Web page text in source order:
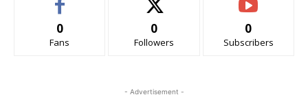
0
Fans
0
Followers
0
Subscribers
- Advertisement -